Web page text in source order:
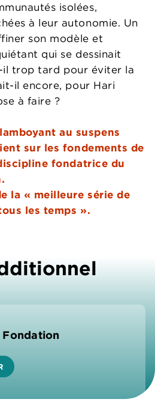
isolées,
à leur autonomie. Un
son modèle et
qui se dessinait
il trop tard pour éviter la
il encore, pour Hari
à faire ?
au suspens
sur les fondements de
fondatrice du
la « meilleure série de
les temps ».